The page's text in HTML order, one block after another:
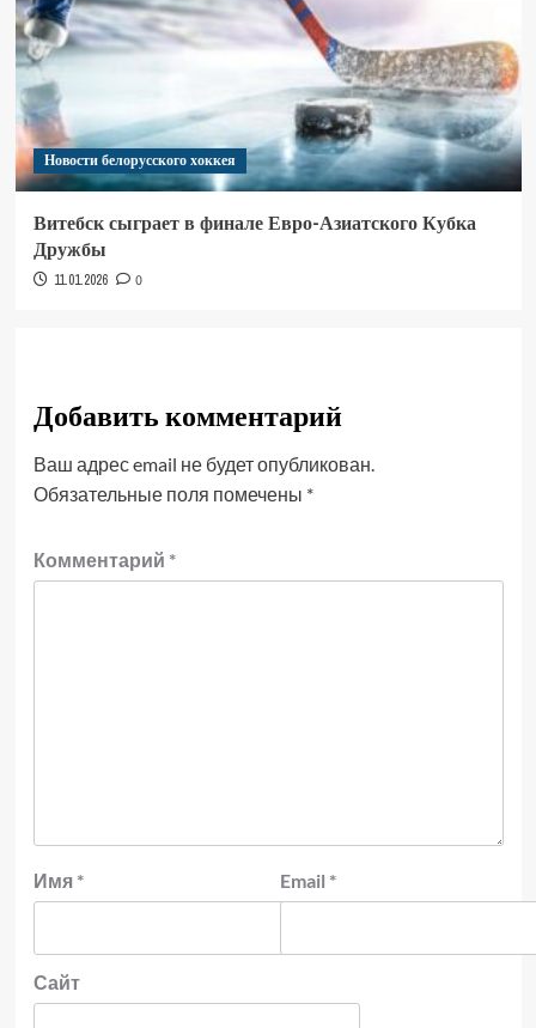
Новости белорусского хоккея
Витебск сыграет в финале Евро-Азиатского Кубка
Дружбы
11.01.2026 0
Добавить комментарий
Ваш адрес email не будет опубликован.
Обязательные поля помечены *
Комментарий *
Имя * Email *
Сайт